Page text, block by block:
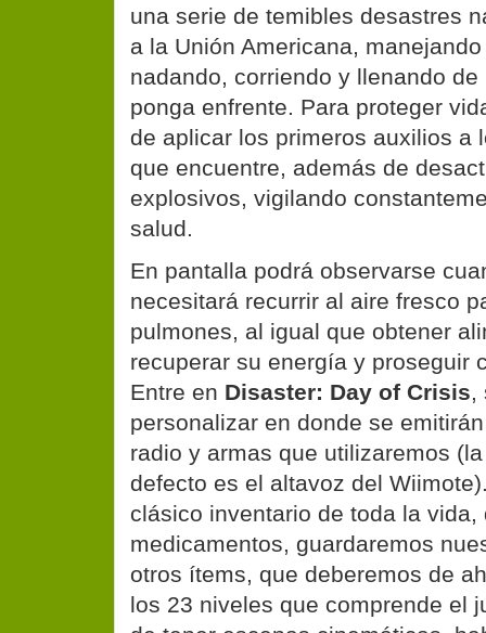
una serie de temibles desastres
a la Unión Americana,
nadando, corriendo y llenando
ponga enfrente. Para proteger
de aplicar los primeros auxilios a
que encuentre, además de
explosivos, vigilando
salud.
En pantalla podrá observarse
necesitará recurrir al aire fresco
pulmones, al igual que obtener
recuperar su energía y proseguir
Entre en Disaster: Day of Crisis,
personalizar en donde se
radio y armas que utilizaremos
defecto es el altavoz del
clásico inventario de toda la vida,
medicamentos, guardaremos
otros ítems, que deberemos de
los 23 niveles que comprende el